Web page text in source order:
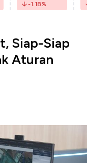
-1.18%
Siap-Siap
Aturan